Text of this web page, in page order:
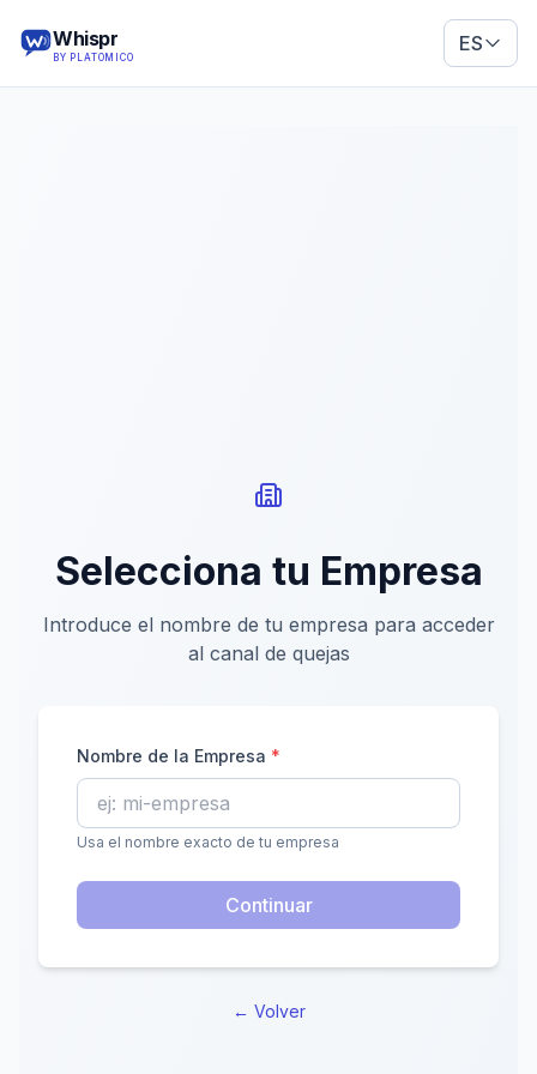
Whispr
BY PLATOMICO
ES
Selecciona tu Empresa
Introduce el nombre de tu empresa para acceder
al canal de quejas
Nombre de la Empresa *
Usa el nombre exacto de tu empresa
Continuar
← Volver